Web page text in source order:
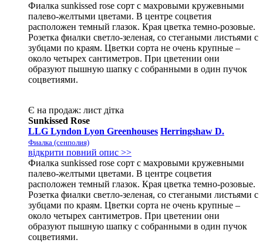
Фиалка sunkissed rose сорт с махровыми кружевными
палево-желтыми цветами. В центре соцветия
расположен темный глазок. Края цветка темно-розовые.
Розетка фиалки светло-зеленая, со стегаными листьями с
зубцами по краям. Цветки сорта не очень крупные –
около четырех сантиметров. При цветении они
образуют пышную шапку с собранными в один пучок
соцветиями.
Є на продаж: лист дітка
Sunkissed Rose
LLG Lyndon Lyon Greenhouses Herringshaw D.
Фиалка (сенполия)
відкрити повний опис >>
Фиалка sunkissed rose сорт с махровыми кружевными
палево-желтыми цветами. В центре соцветия
расположен темный глазок. Края цветка темно-розовые.
Розетка фиалки светло-зеленая, со стегаными листьями с
зубцами по краям. Цветки сорта не очень крупные –
около четырех сантиметров. При цветении они
образуют пышную шапку с собранными в один пучок
соцветиями.